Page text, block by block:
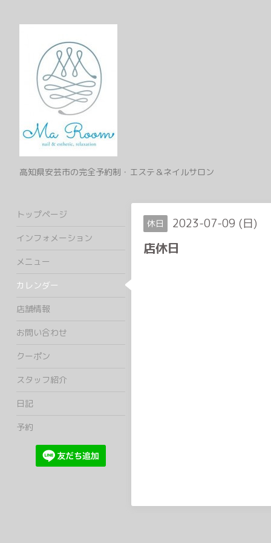
高知県安芸市の完全予約制・エステ＆ネイルサロン
休日 2023-07-09 (日)
店休日
トップページ
インフォメーション
メニュー
カレンダー
店舗情報
お問い合わせ
クーポン
スタッフ紹介
日記
予約